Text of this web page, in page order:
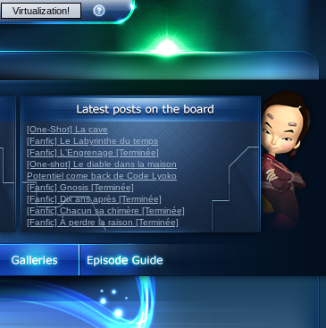
[One-Shot] La cave
[Fanfic] Le Labyrinthe du temps
[Fanfic] L'Engrenage [Terminée]
[One-shot] Le diable dans la maison
Potentiel come back de Code Lyoko
[Fanfic] Gnosis [Terminée]
[Fanfic] Dix ans après [Terminée]
[Fanfic] Chacun sa chimère [Terminée]
[Fanfic] À perdre la raison [Terminée]